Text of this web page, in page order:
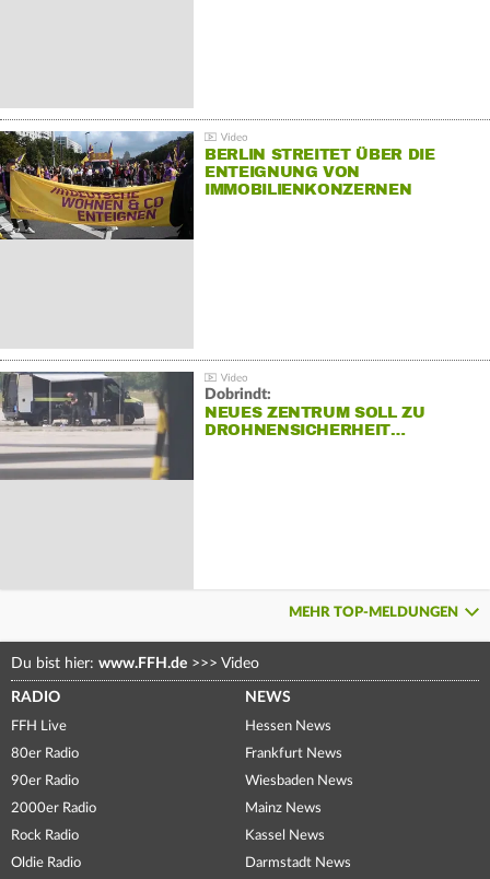
BERLIN STREITET ÜBER DIE
ENTEIGNUNG VON
IMMOBILIENKONZERNEN
Dobrindt:
NEUES ZENTRUM SOLL ZU
DROHNENSICHERHEIT…
MEHR TOP-MELDUNGEN
Du bist hier: www.FFH.de >>> Video
RADIO
FFH Live
80er Radio
90er Radio
2000er Radio
Rock Radio
Oldie Radio
NEWS
Hessen News
Frankfurt News
Wiesbaden News
Mainz News
Kassel News
Darmstadt News